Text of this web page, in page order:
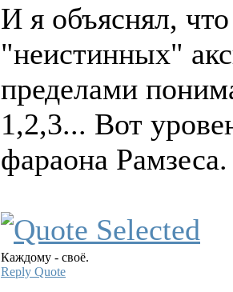
И я объяснял,
"неистинных"
пределами
1,2,3... Вот
фараона Рамзеса.
Каждому - своё.
Reply Quote